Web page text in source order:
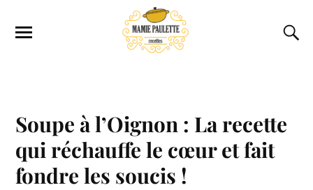
Soupe à l’Oignon : La recette
qui réchauffe le cœur et fait
fondre les soucis !